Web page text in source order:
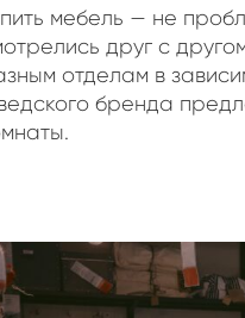
мебель — не
друг с
отделам в
бренда